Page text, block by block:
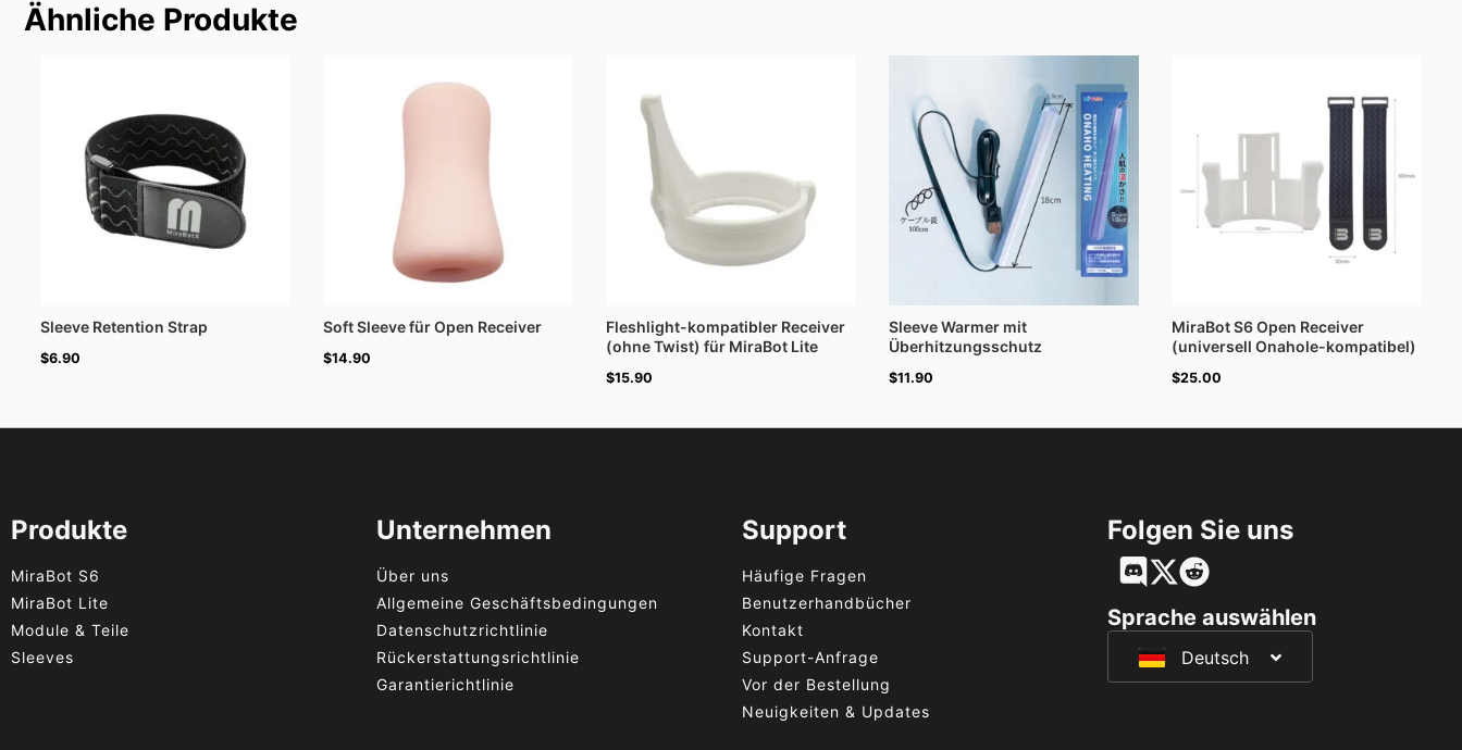
Ähnliche Produkte
Sleeve Retention Strap
$6.90
Soft Sleeve für Open Receiver
$14.90
Fleshlight-kompatibler Receiver
(ohne Twist) für MiraBot Lite
$15.90
Sleeve Warmer mit
Überhitzungsschutz
$11.90
MiraBot S6 Open Receiver
(universell Onahole-kompatibel)
$25.00
Produkte
MiraBot S6
MiraBot Lite
Module & Teile
Sleeves
Unternehmen
Über uns
Allgemeine Geschäftsbedingungen
Datenschutzrichtlinie
Rückerstattungsrichtlinie
Garantierichtlinie
Support
Häufige Fragen
Benutzerhandbücher
Kontakt
Support-Anfrage
Vor der Bestellung
Neuigkeiten & Updates
Folgen Sie uns
Sprache auswählen
Deutsch
English
Français
日本語